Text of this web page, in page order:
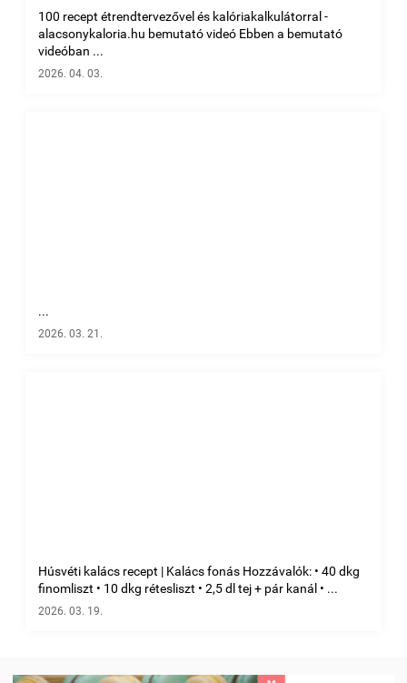
100 recept étrendtervezővel és kalóriakalkulátorral -
alacsonykaloria.hu bemutató videó Ebben a bemutató
videóban ...
2026. 04. 03.
...
2026. 03. 21.
Húsvéti kalács recept | Kalács fonás Hozzávalók: • 40 dkg
finomliszt • 10 dkg rétesliszt • 2,5 dl tej + pár kanál • ...
2026. 03. 19.